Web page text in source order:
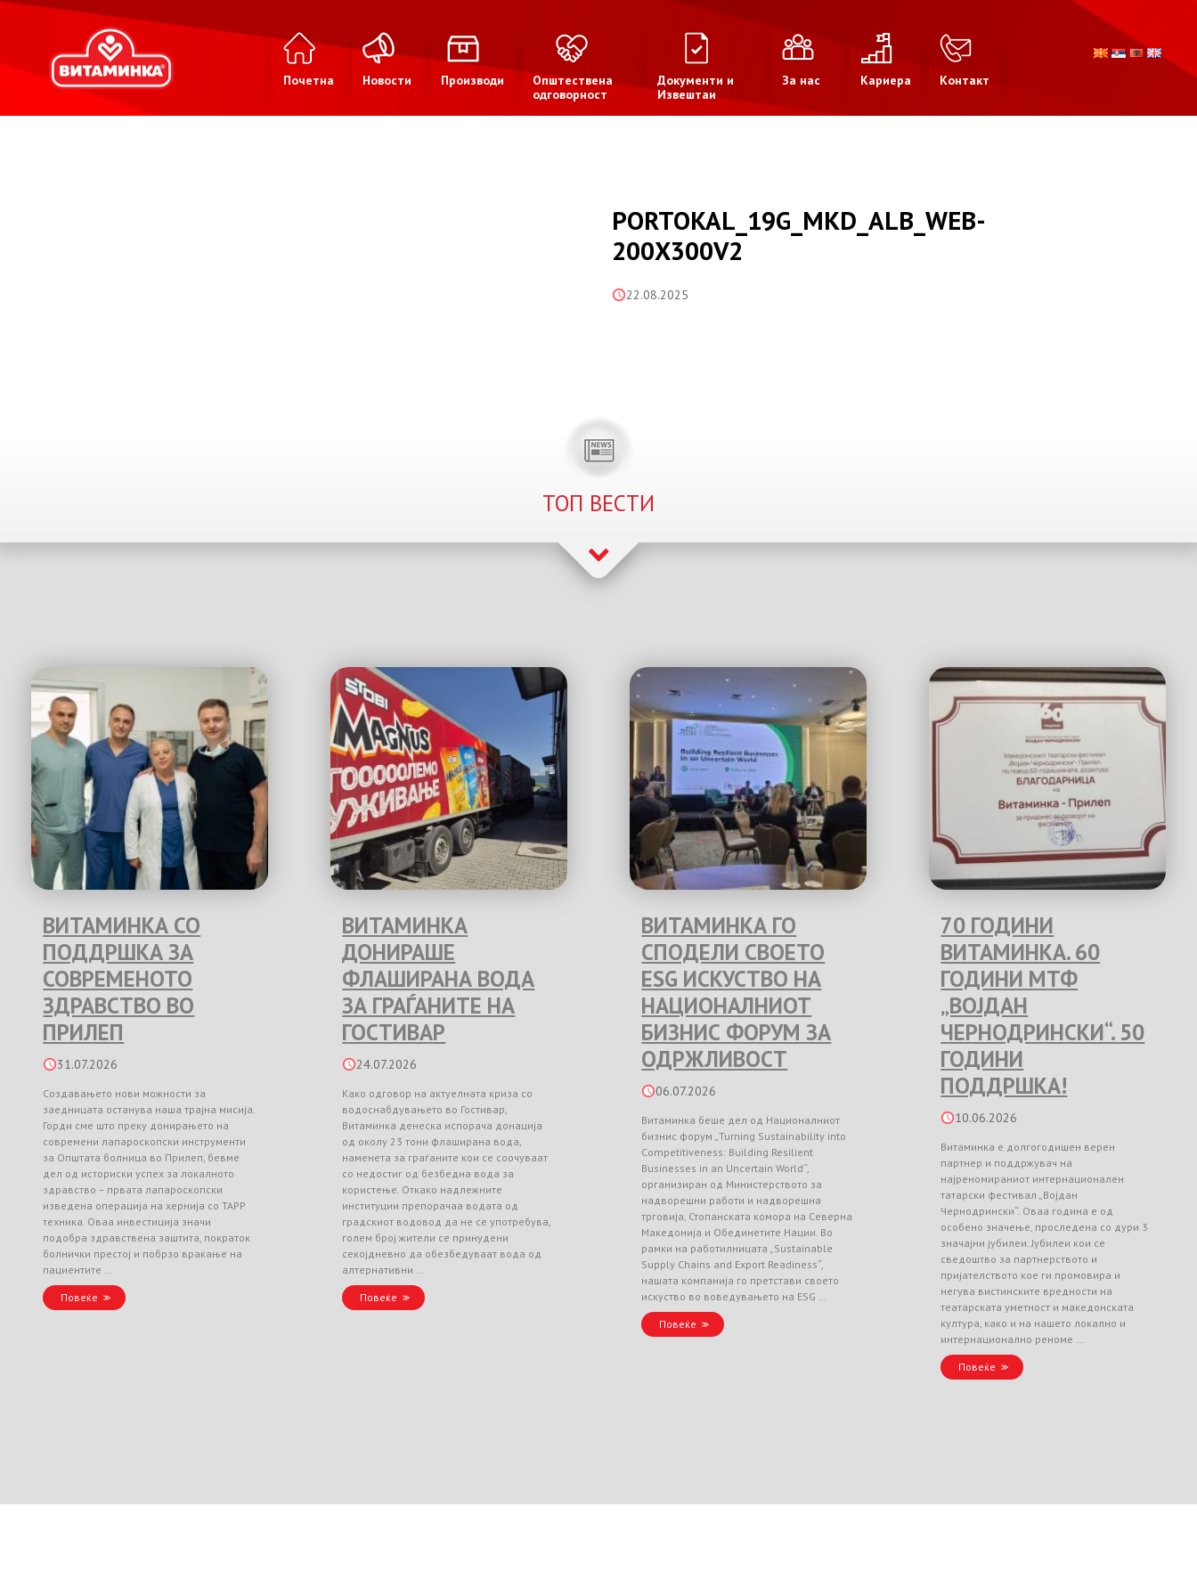
Почетна Новости Производи
Општествена
одговорност
Документи и
Извештаи
За нас Кариера Контакт
PORTOKAL_19G_MKD_ALB_WEB-
200X300V2
22.08.2025
ТОП ВЕСТИ
ВИТАМИНКА СО
ПОДДРШКА ЗА
СОВРЕМЕНОТО
ЗДРАВСТВО ВО
ПРИЛЕП
31.07.2026
Создавањето нови можности за
заедницата останува наша трајна мисија.
Горди сме што преку донирањето на
современи лапароскопски инструменти
за Општата болница во Прилеп, бевме
дел од историски успех за локалното
здравство – првата лапароскопски
изведена операција на хернија со TAPP
техника. Оваа инвестиција значи
подобра здравствена заштита, пократок
болнички престој и побрзо враќање на
пациентите …
Повеќе
ВИТАМИНКА
ДОНИРАШЕ
ФЛАШИРАНА ВОДА
ЗА ГРАЃАНИТЕ НА
ГОСТИВАР
24.07.2026
Како одговор на актуелната криза со
водоснабдувањето во Гостивар,
Витаминка денеска испорача донација
од околу 23 тони флаширана вода,
наменета за граѓаните кои се соочуваат
со недостиг од безбедна вода за
користење. Откако надлежните
институции препорачаа водата од
градскиот водовод да не се употребува,
голем број жители се принудени
секојдневно да обезбедуваат вода од
алтернативни …
Повеќе
ВИТАМИНКА ГО
СПОДЕЛИ СВОЕТО
ESG ИСКУСТВО НА
НАЦИОНАЛНИОТ
БИЗНИС ФОРУМ ЗА
ОДРЖЛИВОСТ
06.07.2026
Витаминка беше дел од Националниот
бизнис форум „Turning Sustainability into
Competitiveness: Building Resilient
Businesses in an Uncertain World“,
организиран од Министерството за
надворешни работи и надворешна
трговија, Стопанската комора на Северна
Македонија и Обединетите Нации. Во
рамки на работилницата „Sustainable
Supply Chains and Export Readiness“,
нашата компанија го претстави своето
искуство во воведувањето на ESG …
Повеќе
70 ГОДИНИ
ВИТАМИНКА. 60
ГОДИНИ МТФ
„ВОЈДАН
ЧЕРНОДРИНСКИ“. 50
ГОДИНИ
ПОДДРШКА!
10.06.2026
Витаминка е долгогодишен верен
партнер и поддржувач на
најреномираниот интернационален
татарски фестивал „Војдан
Чернодрински“. Оваа година е од
особено значење, проследена со дури 3
значајни јубилеи. Јубилеи кои се
сведоштво за партнерството и
пријателството кое ги промовира и
негува вистинските вредности на
театарската уметност и македонската
култура, како и на нашето локално и
интернационално реноме …
Повеќе